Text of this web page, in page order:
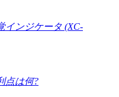
インジケータ (XC-
点は何?